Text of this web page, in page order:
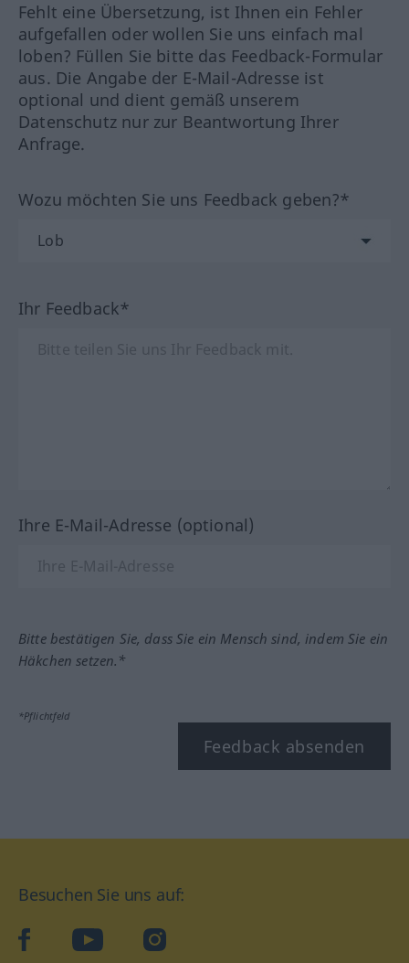
Fehlt eine Übersetzung, ist Ihnen ein Fehler
aufgefallen oder wollen Sie uns einfach mal
loben? Füllen Sie bitte das Feedback-Formular
aus. Die Angabe der E-Mail-Adresse ist
optional und dient gemäß unserem
Datenschutz nur zur Beantwortung Ihrer
Anfrage.
Wozu möchten Sie uns Feedback geben?*
Ihr Feedback*
Ihre E-Mail-Adresse (optional)
Bitte bestätigen Sie, dass Sie ein Mensch sind, indem Sie ein
Häkchen setzen.*
*Pflichtfeld
Feedback absenden
Besuchen Sie uns auf:
facebook YouTube Instagram